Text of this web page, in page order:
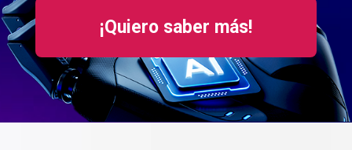
¡Quiero saber más!